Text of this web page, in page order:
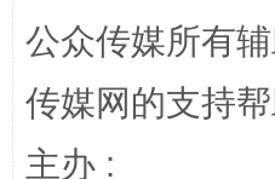
公众传媒所有
传媒网的支持
主办 :